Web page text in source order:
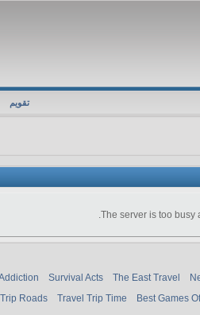
تقویم
The server is too busy
Survival Acts The East Travel
Trip Roads Travel Trip Time Best Games Of